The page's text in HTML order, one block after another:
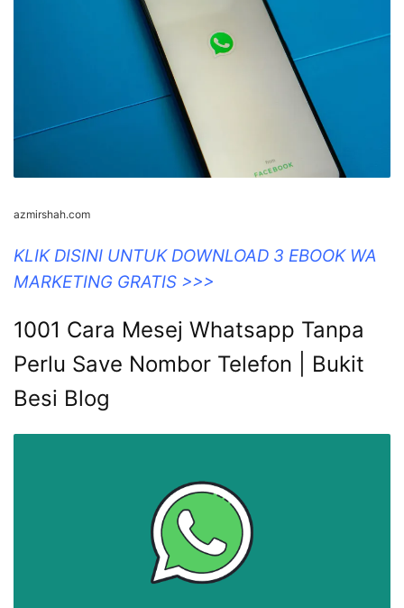
azmirshah.com
KLIK DISINI UNTUK DOWNLOAD 3 EBOOK WA
MARKETING GRATIS >>>
1001 Cara Mesej Whatsapp Tanpa
Perlu Save Nombor Telefon | Bukit
Besi Blog